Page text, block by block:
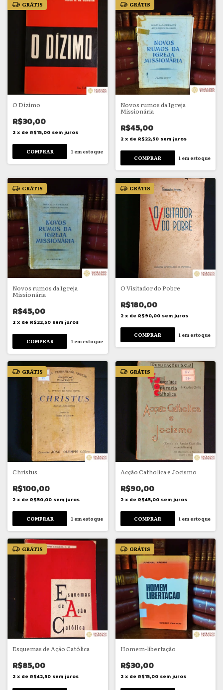
GRÁTIS
O Dízimo
R$30,00
2 x de R$15,00 sem juros
1 em estoque
GRÁTIS
Novos rumos da Igreja
Missionária
R$45,00
2 x de R$22,50 sem juros
1 em estoque
GRÁTIS
Novos rumos da Igreja
Missionária
R$45,00
2 x de R$22,50 sem juros
1em estoque
GRÁTIS
O Visitador do Pobre
R$180,00
2 x de R$90,00 sem juros
1 em estoque
GRÁTIS
Christus
R$100,00
2 x de R$50,00 sem juros
1 em estoque
GRÁTIS
Acção Catholica e Jocismo
R$90,00
2 x de R$45,00 sem juros
1 em estoque
GRÁTIS
Esquemas de Ação Católica
R$85,00
2 x de R$42,50 sem juros
GRÁTIS
Homem-libertação
R$30,00
2 x de R$15,00 sem juros